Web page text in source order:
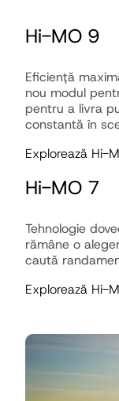
Hi-MO 9
Eficiență
nou modul
pentru a livra
constantă în
Explorează Hi-
Hi-MO 7
Tehnologie
rămâne o
caută
Explorează Hi-